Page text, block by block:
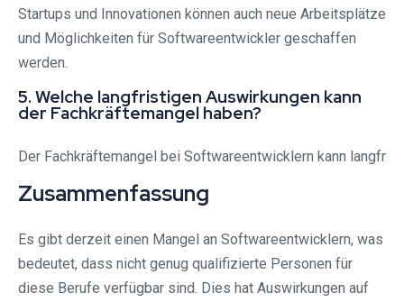
Startups und Innovationen können auch neue Arbeitsplätze
und Möglichkeiten für Softwareentwickler geschaffen
werden.
5. Welche langfristigen Auswirkungen kann
der Fachkräftemangel haben?
Der Fachkräftemangel bei Softwareentwicklern kann langfr
Zusammenfassung
Es gibt derzeit einen Mangel an Softwareentwicklern, was
bedeutet, dass nicht genug qualifizierte Personen für
diese Berufe verfügbar sind. Dies hat Auswirkungen auf